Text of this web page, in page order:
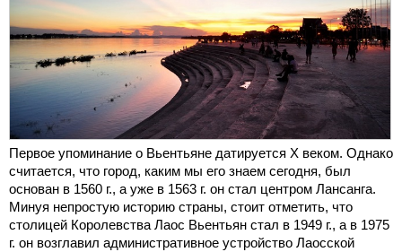
Первое упоминание о Вьентьяне датируется X веком. Однако
считается, что город, каким мы его знаем сегодня, был
основан в 1560 г., а уже в 1563 г. он стал центром Лансанга.
Минуя непростую историю страны, стоит отметить, что
столицей Королевства Лаос Вьентьян стал в 1949 г., а в 1975
г. он возглавил административное устройство Лаосской